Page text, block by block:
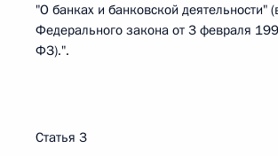
"О банках и банковской деятельности"
Федерального закона от 3 февраля
ФЗ).".
Статья 3